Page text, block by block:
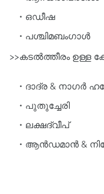
ഒഡീഷ
പശ്ചിമബംഗാള്‍
>>കടല്‍ത്തീരം ഉള്ള
ദാദ്ര & നാഗര്‍
പുതുച്ചേരി
ലക്ഷദ്വീപ്
ആന്‍ഡമാന്‍ &